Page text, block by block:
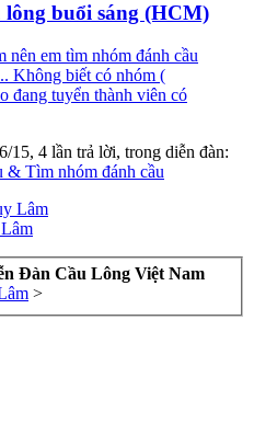
buổi sáng (HCM)
nên em tìm nhóm đánh cầu
Không biết có nhóm (
đang tuyển thành viên có
15, 4 lần trả lời, trong diễn đàn:
& Tìm nhóm đánh cầu
Lâm
Đàn Cầu Lông Việt Nam
>